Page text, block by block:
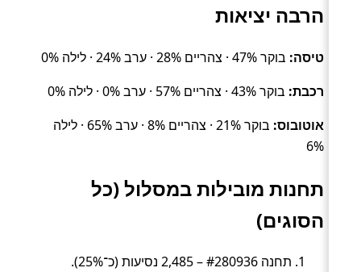
הרבה יציאות
טיסה: בוקר 47% · צהריים 28% · ערב 24% · לילה 0%
רכבת: בוקר 43% · צהריים 57% · ערב 0% · לילה 0%
אוטובוס:
בוקר 21% · צהריים 8% · ערב 65% · לילה
6%
תחנות מובילות במסלול (כל
הסוגים)
תחנה #280936 – 2,485 נסיעות (כ־25%).